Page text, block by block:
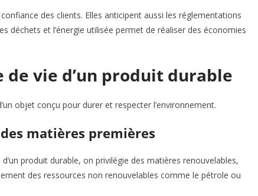
des clients. Elles anticipent aussi les réglementations
déchets et l’énergie utilisée permet de réaliser des économies
de vie d’un produit durable
objet conçu pour durer et respecter l’environnement.
matières premières
produit durable, on privilégie des matières renouvelables,
des ressources non renouvelables comme le pétrole ou